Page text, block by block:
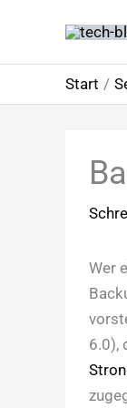
springen
Start
Wer
6.0),